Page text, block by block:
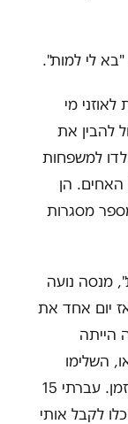
לי למות".
מי
להבין את
למשפחות
האחים. הן
מסגרות
מנסה נועה
יום אחד את
הייתה
השלימו
תואר ועזבו, אז הדמויות התחלפו כל הזמן. עברתי 15
לקבל אותי